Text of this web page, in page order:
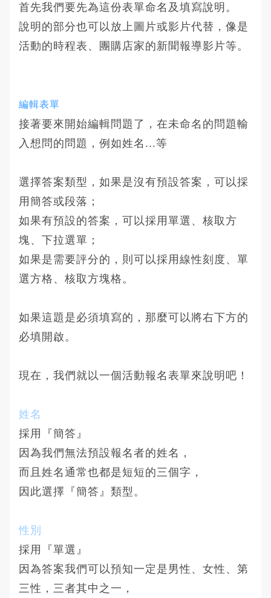
首先我們要先為這份表單命名及填寫說明。
說明的部分也可以放上圖片或影片代替，像是
活動的時程表、團購店家的新聞報導影片等。
編輯表單
接著要來開始編輯問題了，在未命名的問題輸
入想問的問題，例如姓名...等
選擇答案類型，如果是沒有預設答案，可以採
用簡答或段落；
如果有預設的答案，可以採用單選、核取方
塊、下拉選單；
如果是需要評分的，則可以採用線性刻度、單
選方格、核取方塊格。
如果這題是必須填寫的，那麼可以將右下方的
必填開啟。
現在，我們就以一個活動報名表單來說明吧！
姓名
採用『簡答』
因為我們無法預設報名者的姓名，
而且姓名通常也都是短短的三個字，
因此選擇『簡答』類型。
​性別
採用『單選』
因為答案我們可以預知一定是男性、女性、第
三性，三者其中之一，